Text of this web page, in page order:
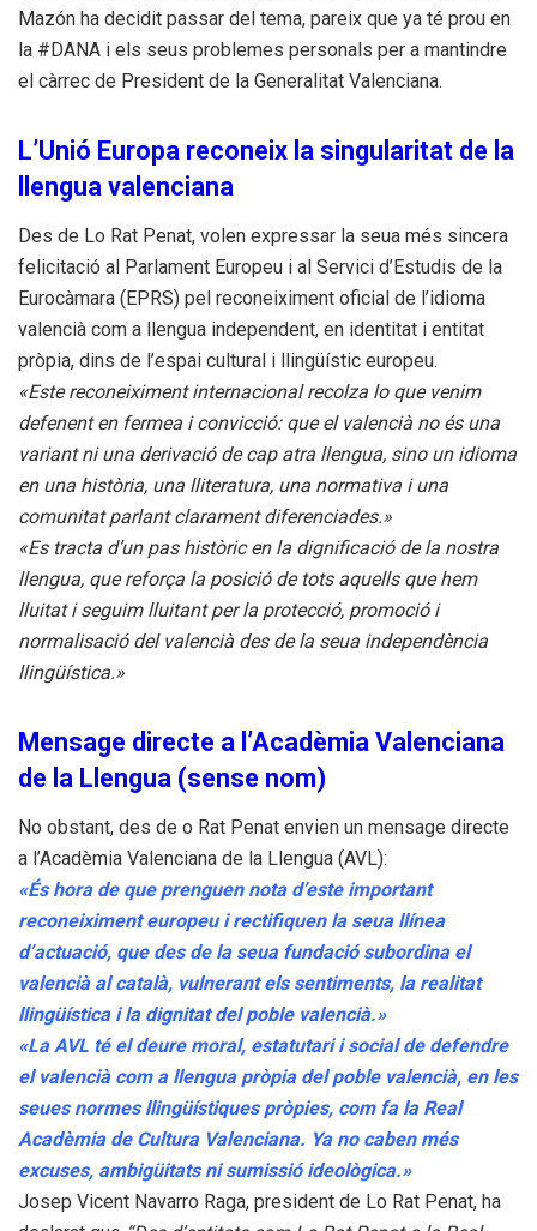
Mazón ha decidit passar del tema, pareix que ya té prou en
la #DANA i els seus problemes personals per a mantindre
el càrrec de President de la Generalitat Valenciana.
L’Unió Europa reconeix la singularitat de la
llengua valenciana
Des de Lo Rat Penat, volen expressar la seua més sincera
felicitació al Parlament Europeu i al Servici d’Estudis de la
Eurocàmara (EPRS) pel reconeiximent oficial de l’idioma
valencià com a llengua independent, en identitat i entitat
pròpia, dins de l’espai cultural i llingüístic europeu.
«Este reconeiximent internacional recolza lo que venim
defenent en fermea i convicció: que el valencià no és una
variant ni una derivació de cap atra llengua, sino un idioma
en una història, una lliteratura, una normativa i una
comunitat parlant clarament diferenciades.»
«Es tracta d’un pas històric en la dignificació de la nostra
llengua, que reforça la posició de tots aquells que hem
lluitat i seguim lluitant per la protecció, promoció i
normalisació del valencià des de la seua independència
llingüística.»
Mensage directe a l’Acadèmia Valenciana
de la Llengua (sense nom)
No obstant, des de o Rat Penat envien un mensage directe
a l’Acadèmia Valenciana de la Llengua (AVL):
«És hora de que prenguen nota d’este important
reconeiximent europeu i rectifiquen la seua llínea
d’actuació, que des de la seua fundació subordina el
valencià al català, vulnerant els sentiments, la realitat
llingüística i la dignitat del poble valencià.»
«La AVL té el deure moral, estatutari i social de defendre
el valencià com a llengua pròpia del poble valencià, en les
seues normes llingüístiques pròpies, com fa la Real
Acadèmia de Cultura Valenciana. Ya no caben més
excuses, ambigüitats ni sumissió ideològica.»
Josep Vicent Navarro Raga, president de Lo Rat Penat, ha